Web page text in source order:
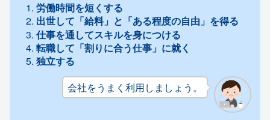
労働時間を短くする
出世して「給料」と「ある程度の自由」を得る
仕事を通してスキルを身につける
転職して「割りに合う仕事」に就く
独立する
会社をうまく利用しましょう。